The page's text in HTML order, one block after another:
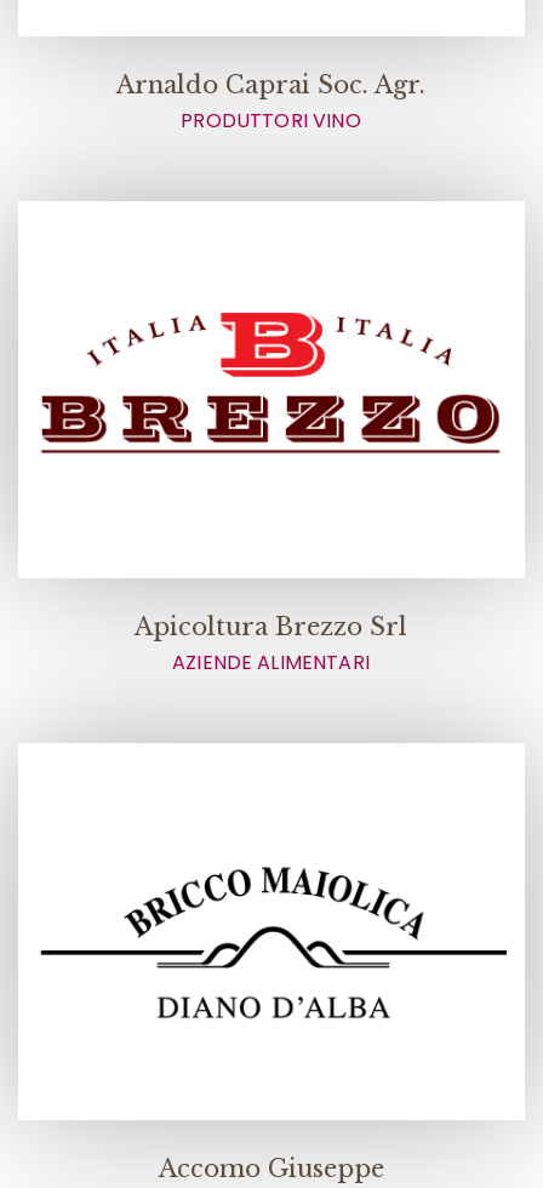
Arnaldo Caprai Soc. Agr.
PRODUTTORI VINO
Apicoltura Brezzo Srl
AZIENDE ALIMENTARI
Accomo Giuseppe